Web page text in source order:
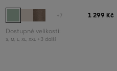
+7 1 299 Kč
Dostupné velikosti:
S, M L XL XXL +3 další